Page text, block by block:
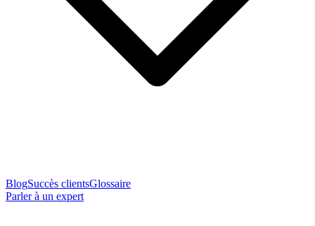
BlogSuccès clientsGlossaire
Parler à un expert